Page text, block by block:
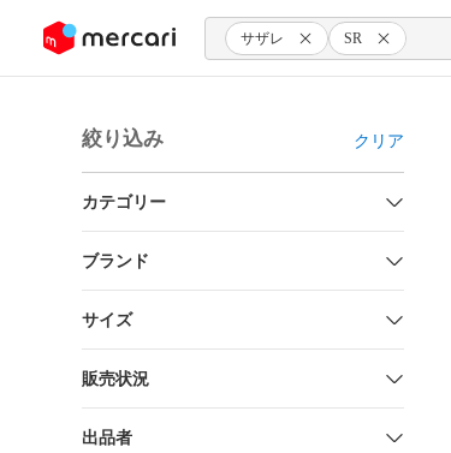
ツにスキップ サザレ SR
絞り込み クリア
カテゴリー
ブランド
サイズ
販売状況
出品者